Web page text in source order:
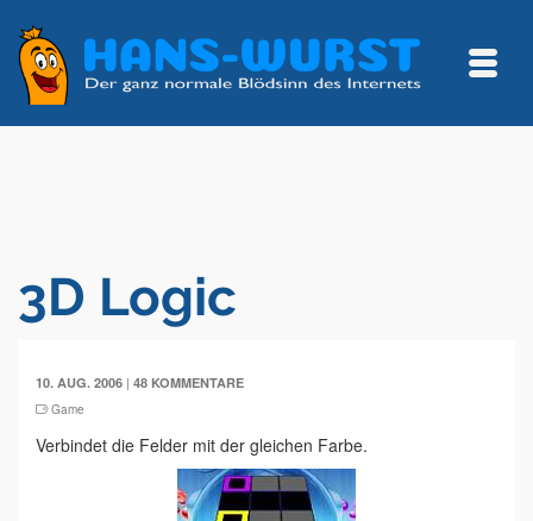
3D Logic
10. AUG. 2006 | 48 KOMMENTARE
Game
Verbindet die Felder mit der gleichen Farbe.